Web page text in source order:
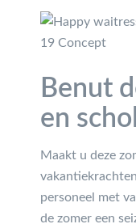
Benut
en
Maakt u deze
personeel met
de zomer een